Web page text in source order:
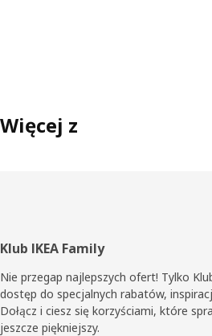
Więcej z
Stopka
Klub IKEA Family
Nie przegap najlepszych ofert! Tylko
dostęp do specjalnych rabatów,
Dołącz i ciesz się korzyściami, które
jeszcze piękniejszy.